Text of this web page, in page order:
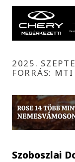
2025.
FORRÁS: MTI
Szoboszlai